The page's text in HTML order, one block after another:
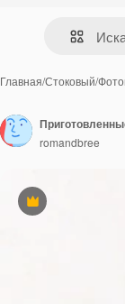
Главная/Стоковый/
Премиум
romandbree